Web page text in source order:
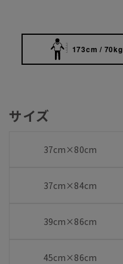
173cm / 70kg
サイズ
37cm×80cm
37cm×84cm
39cm×86cm
45cm×86cm